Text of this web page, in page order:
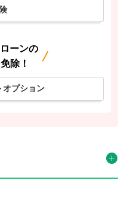
ーンの
除！
オプション